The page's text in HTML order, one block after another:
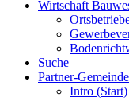
Wirtschaft
Suche
Partner-Gemeinde
Intro (Start)